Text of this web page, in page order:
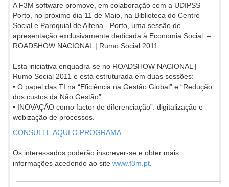
A F3M software promove, em colaboração com a UDIPSS
Porto, no próximo dia 11 de Maio, na Biblioteca do Centro
Social e Paroquial de Alfena - Porto, uma sessão de
apresentação exclusivamente dedicada à Economia Social. –
ROADSHOW NACIONAL | Rumo Social 2011.
Esta iniciativa enquadra-se no ROADSHOW NACIONAL |
Rumo Social 2011 e está estruturada em duas sessões:
• O papel das TI na “Eficiência na Gestão Global” e “Redução
dos custos da Não Gestão”.
• INOVAÇÃO como factor de diferenciação”: digitalização e
webização de processos.
CONSULTE AQUI O PROGRAMA
Os interessados poderão inscrever-se e obter mais
informações acedendo ao site www.f3m.pt